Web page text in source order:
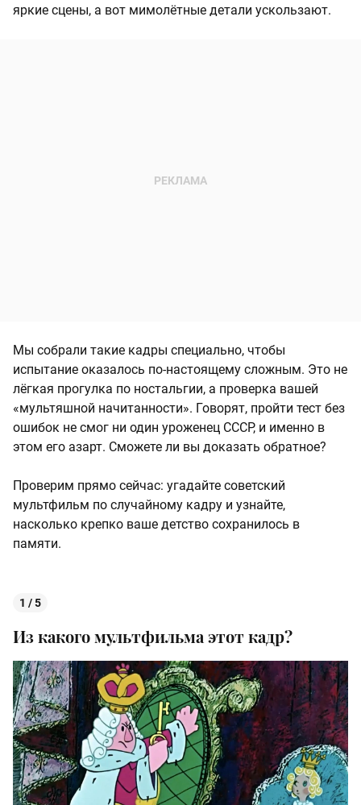
яркие сцены, а вот мимолётные детали ускользают.
Мы собрали такие кадры специально, чтобы
испытание оказалось по-настоящему сложным. Это не
лёгкая прогулка по ностальгии, а проверка вашей
«мультяшной начитанности». Говорят, пройти тест без
ошибок не смог ни один уроженец СССР, и именно в
этом его азарт. Сможете ли вы доказать обратное?
Проверим прямо сейчас: угадайте советский
мультфильм по случайному кадру и узнайте,
насколько крепко ваше детство сохранилось в
памяти.
1 / 5
Из какого мультфильма этот кадр?